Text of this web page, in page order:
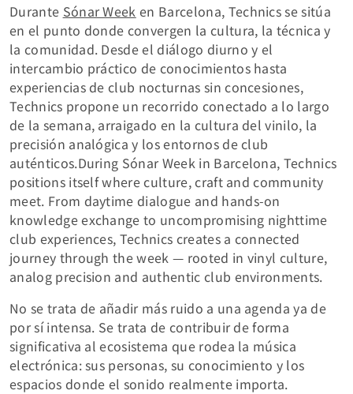
Durante Sónar Week en Barcelona, Technics se sitúa
en el punto donde convergen la cultura, la técnica y
la comunidad. Desde el diálogo diurno y el
intercambio práctico de conocimientos hasta
experiencias de club nocturnas sin concesiones,
Technics propone un recorrido conectado a lo largo
de la semana, arraigado en la cultura del vinilo, la
precisión analógica y los entornos de club
auténticos.During Sónar Week in Barcelona, Technics
positions itself where culture, craft and community
meet. From daytime dialogue and hands‑on
knowledge exchange to uncompromising nighttime
club experiences, Technics creates a connected
journey through the week — rooted in vinyl culture,
analog precision and authentic club environments.
No se trata de añadir más ruido a una agenda ya de
por sí intensa. Se trata de contribuir de forma
significativa al ecosistema que rodea la música
electrónica: sus personas, su conocimiento y los
espacios donde el sonido realmente importa.